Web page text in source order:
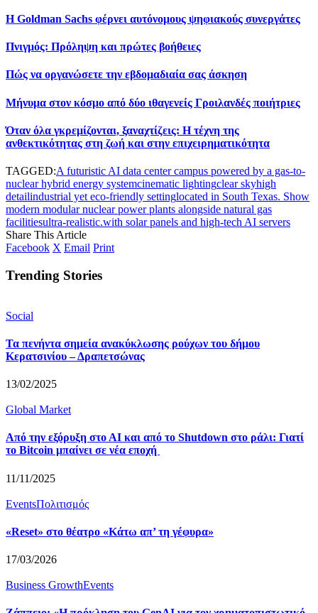
Η Goldman Sachs φέρνει αυτόνομους ψηφιακούς συνεργάτες
Πνιγμός: Πρόληψη και πρώτες βοήθειες
Πώς να οργανώσετε την εβδομαδιαία σας άσκηση
Μήνυμα στον κόσμο από δύο ιθαγενείς Γροιλανδές ποιήτριες
Όταν όλα γκρεμίζονται, ξαναχτίζεις: Η τέχνη της
ανθεκτικότητας στη ζωή και στην επιχειρηματικότητα
TAGGED:A futuristic AI data center campus powered by a gas-to-
nuclear hybrid energy systemcinematic lightingclear skyhigh
detailindustrial yet eco-friendly settinglocated in South Texas. Show
modern modular nuclear power plants alongside natural gas
facilitiesultra-realistic.with solar panels and high-tech AI servers
Share This Article
Facebook X Email Print
Trending Stories
Social
Τα πενήντα σημεία ανακύκλωσης ρούχων του δήμου
Κερατσινίου – Δραπετσώνας
13/02/2025
Global Market
Από την εξόρυξη στο ΑΙ και από το Shutdown στο ράλι: Γιατί
το Bitcoin μπαίνει σε νέα εποχή
11/11/2025
EventsΠολιτισμός
«Reset» στο θέατρο «Κάτω απ’ τη γέφυρα»
17/03/2026
Business GrowthEvents